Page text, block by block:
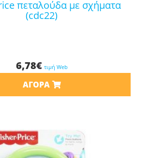
(cdc22)
6,78€ τιμή Web
ΑΓΟΡΆ